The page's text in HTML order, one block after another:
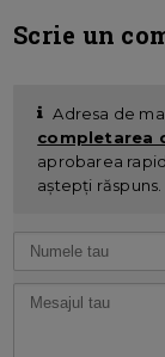
Scrie un
Adresa de
completarea
aprobarea
aștepți